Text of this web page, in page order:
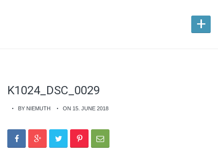
+
K1024_DSC_0029
BY NIEMUTH ON 15. JUNE 2018